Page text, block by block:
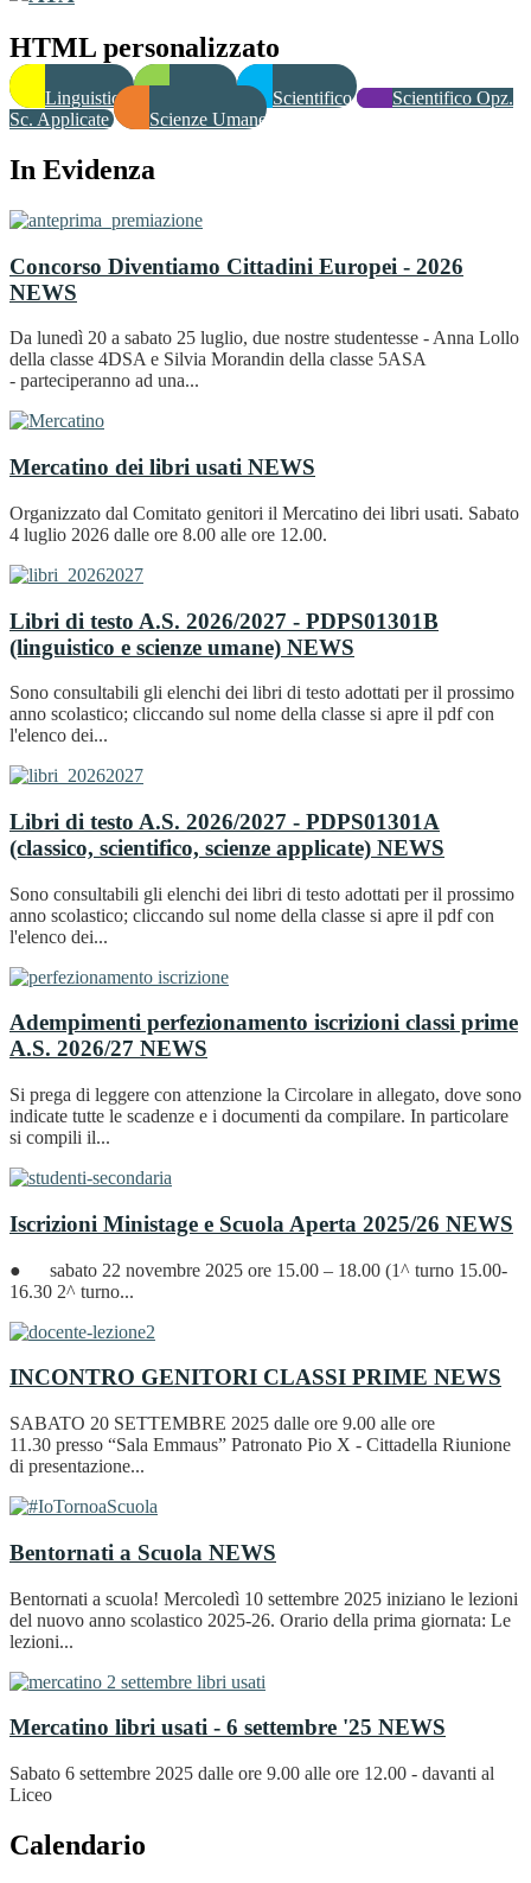
HTML personalizzato
Linguistico Scientifico
Scientifico Opz.
Sc. Applicate
Scienze Umane
In Evidenza
Concorso Diventiamo Cittadini Europei - 2026
NEWS
Da lunedì 20 a sabato 25 luglio, due nostre studentesse - Anna Lollo
della classe 4DSA e Silvia Morandin della classe 5ASA
- parteciperanno ad una...
Mercatino dei libri usati NEWS
Organizzato dal Comitato genitori il Mercatino dei libri usati. Sabato
4 luglio 2026 dalle ore 8.00 alle ore 12.00.
Libri di testo A.S. 2026/2027 - PDPS01301B
(linguistico e scienze umane) NEWS
Sono consultabili gli elenchi dei libri di testo adottati per il prossimo
anno scolastico; cliccando sul nome della classe si apre il pdf con
l'elenco dei...
Libri di testo A.S. 2026/2027 - PDPS01301A
(classico, scientifico, scienze applicate) NEWS
Sono consultabili gli elenchi dei libri di testo adottati per il prossimo
anno scolastico; cliccando sul nome della classe si apre il pdf con
l'elenco dei...
Adempimenti perfezionamento iscrizioni classi prime
A.S. 2026/27 NEWS
Si prega di leggere con attenzione la Circolare in allegato, dove sono
indicate tutte le scadenze e i documenti da compilare. In particolare
si compili il...
Iscrizioni Ministage e Scuola Aperta 2025/26 NEWS
● sabato 22 novembre 2025 ore 15.00 – 18.00 (1^ turno 15.00-
16.30 2^ turno...
INCONTRO GENITORI CLASSI PRIME NEWS
SABATO 20 SETTEMBRE 2025 dalle ore 9.00 alle ore
11.30 presso “Sala Emmaus” Patronato Pio X - Cittadella Riunione
di presentazione...
Bentornati a Scuola NEWS
Bentornati a scuola! Mercoledì 10 settembre 2025 iniziano le lezioni
del nuovo anno scolastico 2025-26. Orario della prima giornata: Le
lezioni...
Mercatino libri usati - 6 settembre '25 NEWS
Sabato 6 settembre 2025 dalle ore 9.00 alle ore 12.00 - davanti al
Liceo
Calendario